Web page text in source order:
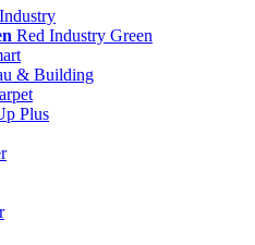
Red Industry Green
& Building
Plus